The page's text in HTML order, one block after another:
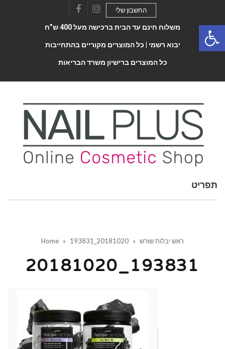
FacebookInstagram
החשבון שלי
משלוח חינם עד הבית ברכישה מעל 400 ש”ח
יבוא רשמי | כל המוצרים מקוריים בהתחייבות
כל המוצרים ברישיון משרד הבריאות
Toggle
תפריט
Home » ראש יבלות שורש »
20181020_193831
20181020_193831